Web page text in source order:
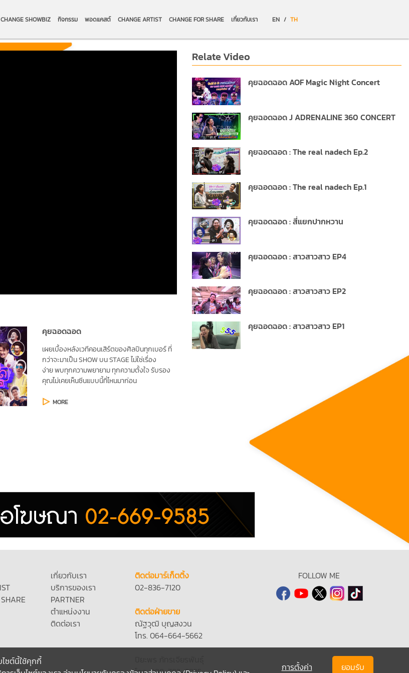
CHANGE SHOWBIZ กิจกรรม พอดแคสต์ CHANGE ARTIST CHANGE FOR SHARE เกี่ยวกับเรา EN / TH
คุยฉอดฉอด
เผยเบื้องหลังเวทีคอนเสิร์ตของศิลปินทุกเบอร์ที่
กว่าจะมาเป็น SHOW บน STAGE ไม่ใช่เรื่อง
ง่ายพบทุกความพยายาม ทุกความตั้งใจรับรอง
คุณไม่เคยเห็นซีนแบบนี้ที่ไหนมาก่อน
MORE
Relate Video
คุยฉอดฉอด AOF Magic Night Concert
คุยฉอดฉอด J ADRENALINE 360 CONCERT
คุยฉอดฉอด : The real nadech Ep.2
คุยฉอดฉอด : The real nadech Ep.1
คุยฉอดฉอด : สี่แยกปากหวาน
คุยฉอดฉอด : สาวสาวสาว EP4
คุยฉอดฉอด : สาวสาวสาว EP2
คุยฉอดฉอด : สาวสาวสาว EP1
เกี่ยวกับเรา
บริการของเรา
PARTNER
ตำแหน่งงาน
ติดต่อเรา
ติดต่อมาร์เก็ตติ้ง
02-836-7120
ติดต่อฝ่ายขาย
ณัฐวุฒิ บุญสงวน
โทร. 064-664-5662
FOLLOW ME
ไซต์นี้ใช้คุกกี้
การตั้งค่า ยอมรับ